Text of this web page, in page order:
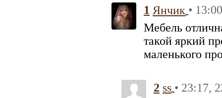
1 Янчик •
Мебель
такой яркий
маленького
2 ss • 23:17,